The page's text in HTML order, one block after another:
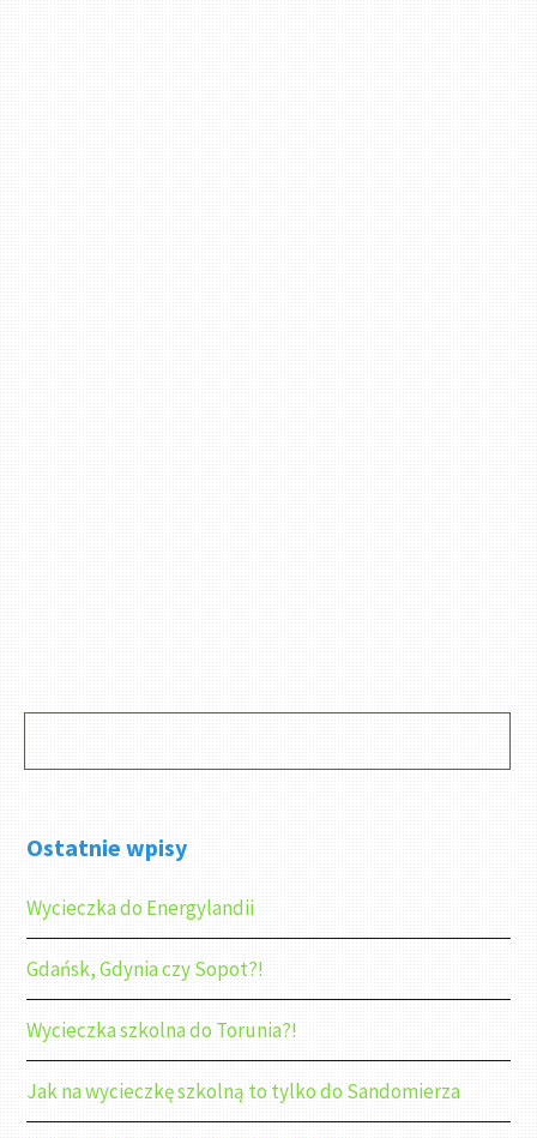
Ostatnie wpisy
Wycieczka do Energylandii
Gdańsk, Gdynia czy Sopot?!
Wycieczka szkolna do Torunia?!
Jak na wycieczkę szkolną to tylko do Sandomierza